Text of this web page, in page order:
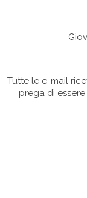
Tutte le e-mail
prega di